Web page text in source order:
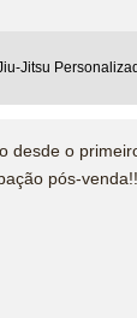
Jitsu
desde o
pós-venda!!